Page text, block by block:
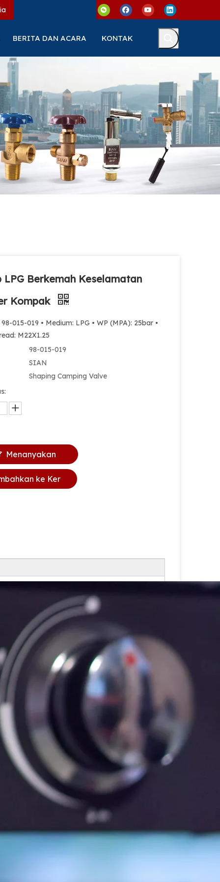
BERITA DAN ACARA KONTAK
LPG Berkemah Keselamatan
Kompak
015-019 • Medium: LPG • WP (MPA): 25bar •
M22X1.25
98-015-019
SIAN
Shaping Camping Valve
Menanyakan
ke Ker